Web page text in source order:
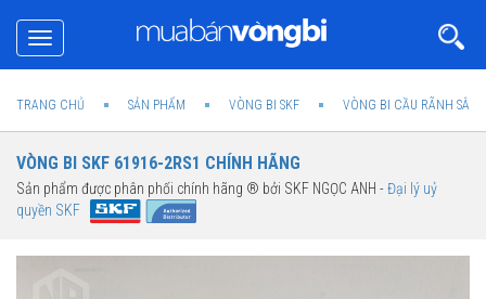
Toggle
navigation
TRANG CHỦ SẢN PHẨM VÒNG BI SKF VÒNG BI CẦU RÃNH SÂU
VÒNG BI SKF 61916-2RS1 CHÍNH HÃNG
Sản phẩm được phân phối chính hãng ® bởi SKF NGỌC ANH -Đại lý uỷ
quyền SKF